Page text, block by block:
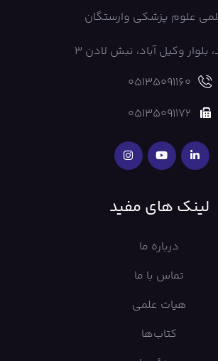
علوم پزشکی وارستگان
وکیل آباد، نبش لادن 3
05135091160
05135091172
لینک های مفید
درباره ما
تماس با ما
هیات علمی
کتاب‌ها